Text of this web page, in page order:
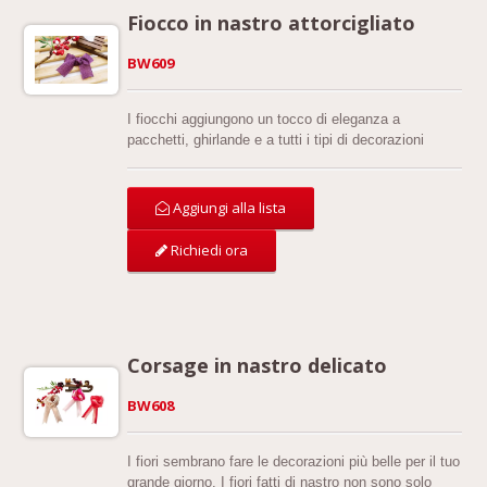
Fiocco in nastro attorcigliato
BW609
I fiocchi aggiungono un tocco di eleganza a
pacchetti, ghirlande e a tutti i tipi di decorazioni
ragazze e adolescenti. Mentre celebri l'inizio di un
bellezze per impressionare amici e familiari.
Aggiungi alla lista
Richiedi ora
Corsage in nastro delicato
BW608
I fiori sembrano fare le decorazioni più belle per il tuo
grande giorno. I fiori fatti di nastro non sono solo